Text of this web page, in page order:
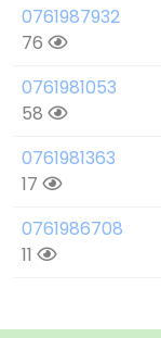
0761987932
76
0761981053
58
0761981363
17
0761986708
11